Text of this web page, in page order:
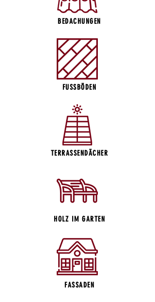
BEDACHUNGEN
FUSSBÖDEN
TERRASSENDÄCHER
HOLZ IM GARTEN
FASSADEN